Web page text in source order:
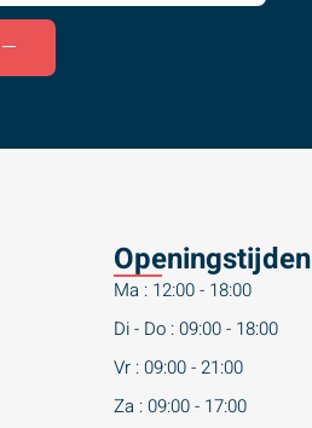
Openingstijden
Ma : 12:00 - 18:00
Di - Do : 09:00 - 18:00
Vr : 09:00 - 21:00
Za : 09:00 - 17:00